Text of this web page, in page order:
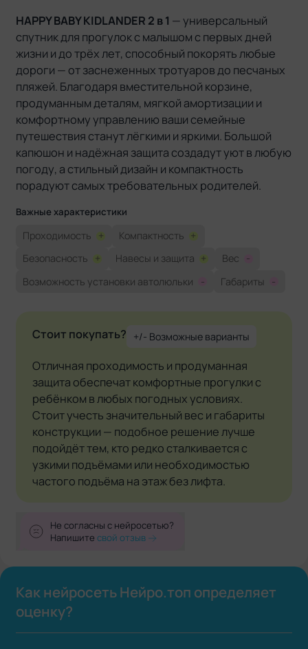
HAPPY BABY KIDLANDER 2 в 1 — универсальный
спутник для прогулок с малышом с первых дней
жизни и до трёх лет, способный покорять любые
дороги — от заснеженных тротуаров до песчаных
пляжей. Благодаря вместительной корзине,
продуманным деталям, мягкой амортизации и
комфортному управлению ваши семейные
путешествия станут лёгкими и яркими. Большой
капюшон и надёжная защита создадут уют в любую
погоду, а стильный дизайн и компактность
порадуют самых требовательных родителей.
Важные характеристики
Проходимость + Компактность +
Безопасность + Навесы и защита + Вес
-
Возможность установки автолюльки
- Габариты -
Стоит покупать? +/- Возможные варианты
Отличная проходимость и продуманная
защита обеспечат комфортные прогулки с
ребёнком в любых погодных условиях.
Стоит учесть значительный вес и габариты
конструкции — подобное решение лучше
подойдёт тем, кто редко сталкивается с
узкими подъёмами или необходимостью
частого подъёма на этаж без лифта.
Не согласны с нейросетью?
Напишитесвой отзыв
Как нейросеть Нейро.топ определяет
оценку?